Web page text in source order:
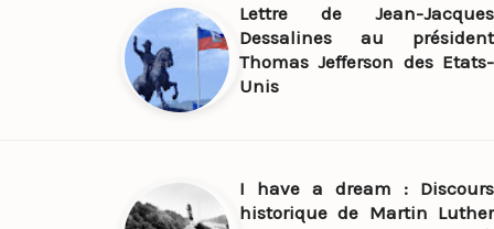
Lettre de Jean-Jacques
Dessalines au président
Thomas Jefferson des Etats-
Unis
I have a dream : Discours
historique de Martin Luther